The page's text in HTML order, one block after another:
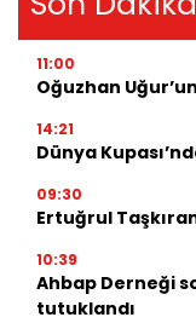
11:00
Oğuzhan Uğur’un
14:21
Dünya
09:30
Ertuğrul
10:39
Ahbap Derneği
tutuklandı